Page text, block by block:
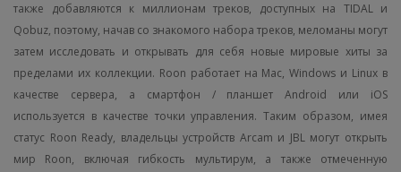
также добавляются к миллионам треков, доступных на TIDAL и
Qobuz, поэтому, начав со знакомого набора треков, меломаны могут
затем исследовать и открывать для себя новые мировые хиты за
пределами их коллекции. Roon работает на Mac, Windows и Linux в
качестве сервера, а смартфон / планшет Android или iOS
используется в качестве точки управления. Таким образом, имея
статус Roon Ready, владельцы устройств Arcam и JBL могут открыть
мир Roon, включая гибкость мультирум, а также отмеченную